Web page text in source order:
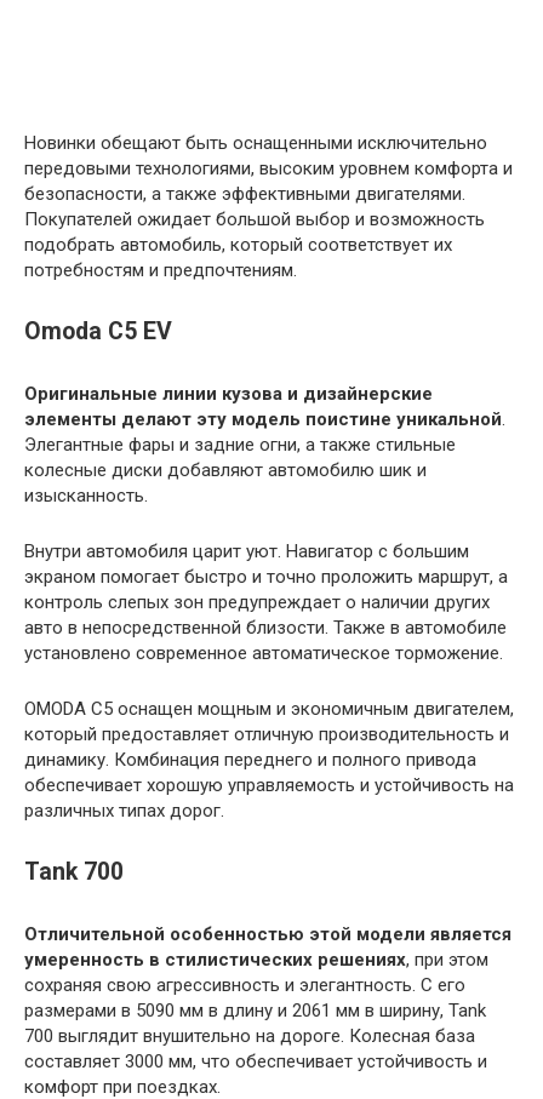
Новинки обещают быть оснащенными исключительно
передовыми технологиями, высоким уровнем комфорта и
безопасности, а также эффективными двигателями.
Покупателей ожидает большой выбор и возможность
подобрать автомобиль, который соответствует их
потребностям и предпочтениям.
Omoda C5 EV
Оригинальные линии кузова и дизайнерские
элементы делают эту модель поистине уникальной.
Элегантные фары и задние огни, а также стильные
колесные диски добавляют автомобилю шик и
изысканность.
Внутри автомобиля царит уют. Навигатор с большим
экраном помогает быстро и точно проложить маршрут, а
контроль слепых зон предупреждает о наличии других
авто в непосредственной близости. Также в автомобиле
установлено современное автоматическое торможение.
OMODA C5 оснащен мощным и экономичным двигателем,
который предоставляет отличную производительность и
динамику. Комбинация переднего и полного привода
обеспечивает хорошую управляемость и устойчивость на
различных типах дорог.
Tank 700
Отличительной особенностью этой модели является
умеренность в стилистических решениях, при этом
сохраняя свою агрессивность и элегантность. С его
размерами в 5090 мм в длину и 2061 мм в ширину, Tank
700 выглядит внушительно на дороге. Колесная база
составляет 3000 мм, что обеспечивает устойчивость и
комфорт при поездках.